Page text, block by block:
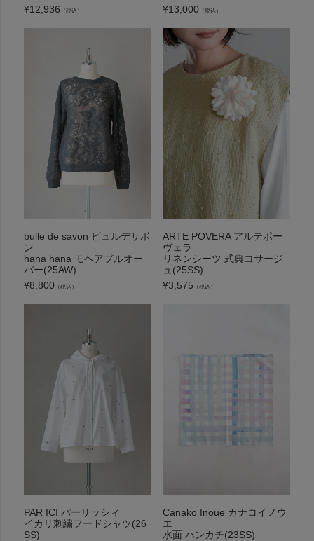
¥12,936 （税込）
¥13,000 （税込）
bulle de savon ビュルデサボ
ン
hana hana モヘアプルオー
バー(25AW)
¥8,800 （税込）
ARTE POVERA アルテポー
ヴェラ
リネンシーツ 式典コサージ
ュ(25SS)
¥3,575 （税込）
PAR ICI パーリッシィ
イカリ刺繍フードシャツ(26
SS)
Canako Inoue カナコイノウ
エ
水面 ハンカチ(23SS)